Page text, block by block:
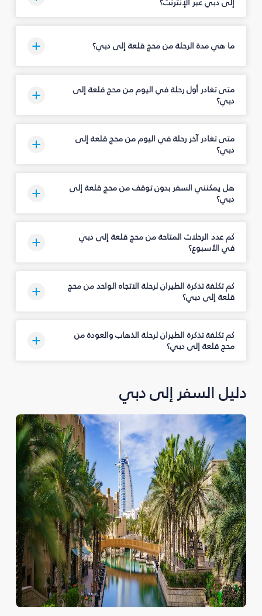
ما هي مدة الرحلة من محج قلعة إلى دبي؟
متى تغادر أول رحلة في اليوم من محج قلعة إلى
دبي؟
متى تغادر آخر رحلة في اليوم من محج قلعة إلى
دبي؟
هل يمكنني السفر بدون توقف من محج قلعة إلى
دبي؟
كم عدد الرحلات المتاحة من محج قلعة إلى دبي
في الأسبوع؟
كم تكلفة تذكرة الطيران لرحلة الاتجاه الواحد من محج
قلعة إلى دبي؟
كم تكلفة تذكرة الطيران لرحلة الذهاب والعودة من
محج قلعة إلى دبي؟
دليل السفر إلى دبي